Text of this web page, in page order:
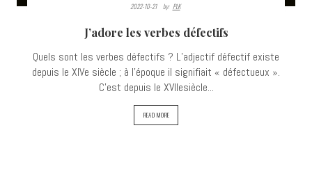
2022-10-21 By: PLK
J’adore les verbes défectifs
Quels sont les verbes défectifs ? L’adjectif défectif existe
depuis le XIVe siècle ; à l’époque il signifiait « défectueux ».
C’est depuis le XVIIesiècle...
READ MORE